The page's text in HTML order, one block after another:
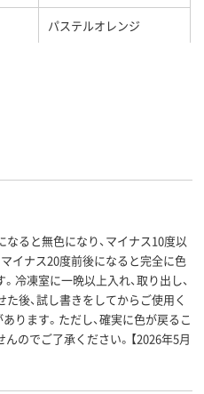
パステルオレンジ
ル
10.8mm
ると無色になり、マイナス10度以
イナス20度前後になると完全に色
冷凍室に一晩以上入れ、取り出し、
後、試し書きをしてからご使用く
ります。ただし、確実に色が戻るこ
のでご了承ください。【2026年5月